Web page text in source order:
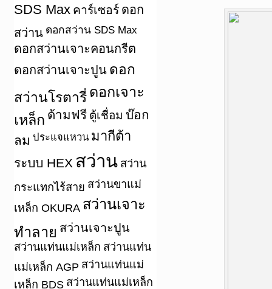
SDS Max คาร์เซอร์ ดอก
สว่าน ดอกสว่าน SDS Max
ดอกสว่านเจาะคอนกรีต
ดอกสว่านเจาะปูน ดอก
สว่านโรตารี่ ดอกเจาะ
เหล็ก ด้ามฟรี ตู้เชื่อม บ๊อก
ลม ประแจแหวน มากีต้า
ระบบ HEX สว่าน สว่าน
กระแทกไร้สาย สว่านขาแม่
เหล็ก OKURA สว่านเจาะ
ทำลาย สว่านเจาะปูน
สว่านแท่นแม่เหล็ก สว่านแท่น
แม่เหล็ก AGP สว่านแท่นแม่
เหล็ก BDS สว่านแท่นแม่เหล็ก